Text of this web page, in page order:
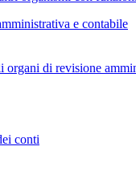
e contabile
organi di revisione
conti